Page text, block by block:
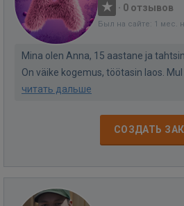
· 0 отзывов
Был на сайте: 1 мес.
Mina olen Anna, 15 aastane ja
On väike kogemus, töötasin laos. Mul
читать дальше
СОЗДАТЬ